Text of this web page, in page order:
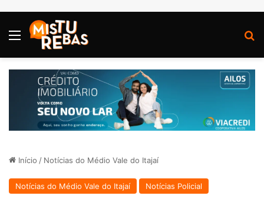
Menu
Início / Notícias do Médio Vale do Itajaí
Notícias do Médio Vale do Itajaí Notícias Policial